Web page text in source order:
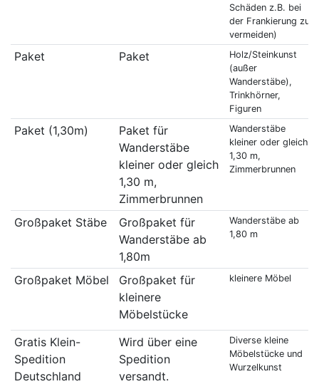
Schäden z.B. bei
der Frankierung zu
vermeiden)
Paket Paket
Holz/Steinkunst
(außer
Wanderstäbe),
Trinkhörner,
Figuren
Paket (1,30m)
Paket für
Wanderstäbe
kleiner oder gleich
1,30 m,
Zimmerbrunnen
Wanderstäbe
kleiner oder gleich
1,30 m,
Zimmerbrunnen
Großpaket Stäbe
Großpaket für
Wanderstäbe ab
1,80m
Wanderstäbe ab
1,80 m
Großpaket Möbel
Großpaket für
kleinere
Möbelstücke
kleinere Möbel
Gratis Klein-
Spedition
Deutschland
Wird über eine
Spedition
versandt.
Diverse kleine
Möbelstücke und
Wurzelkunst